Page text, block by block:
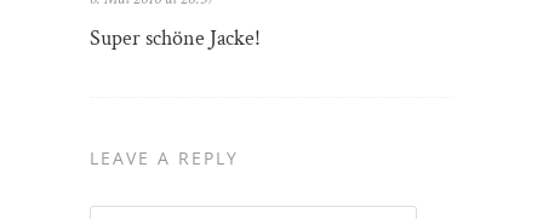
Super schöne Jacke!
LEAVE A REPLY